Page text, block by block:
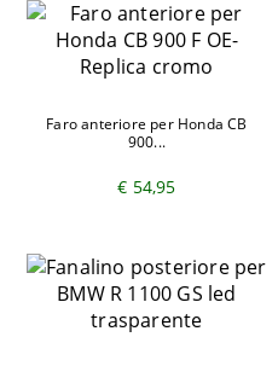
Faro anteriore per Honda CB
900...
€ 54,95